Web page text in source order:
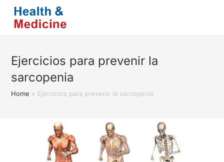
Saltar
contenido
Ejercicios para prevenir la
sarcopenia
Home » Ejercicios para prevenir la sarcopenia